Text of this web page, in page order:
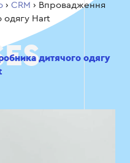
› CRM › Впровадження
одягу Hart
дитячого одягу